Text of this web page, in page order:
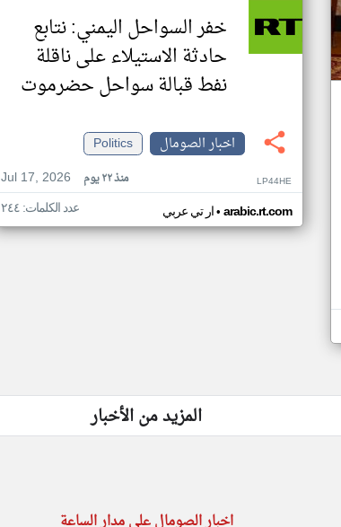
خفر السواحل اليمني: نتابع
حادثة الاستيلاء على ناقلة
نفط قبالة سواحل حضرموت
اخبار الصومال
Politics
Jul 17, 2026
منذ ٢٢ يوم LP44HE
ار تي عربي• arabic.rt.com عدد الكلمات: ٢٤٤
المزيد من الأخبار